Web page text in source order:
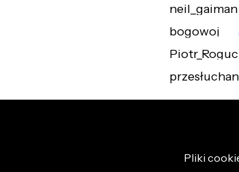
neil_gaiman
bogowoj
Pliki